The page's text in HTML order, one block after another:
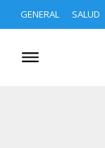
GENERAL SALUD